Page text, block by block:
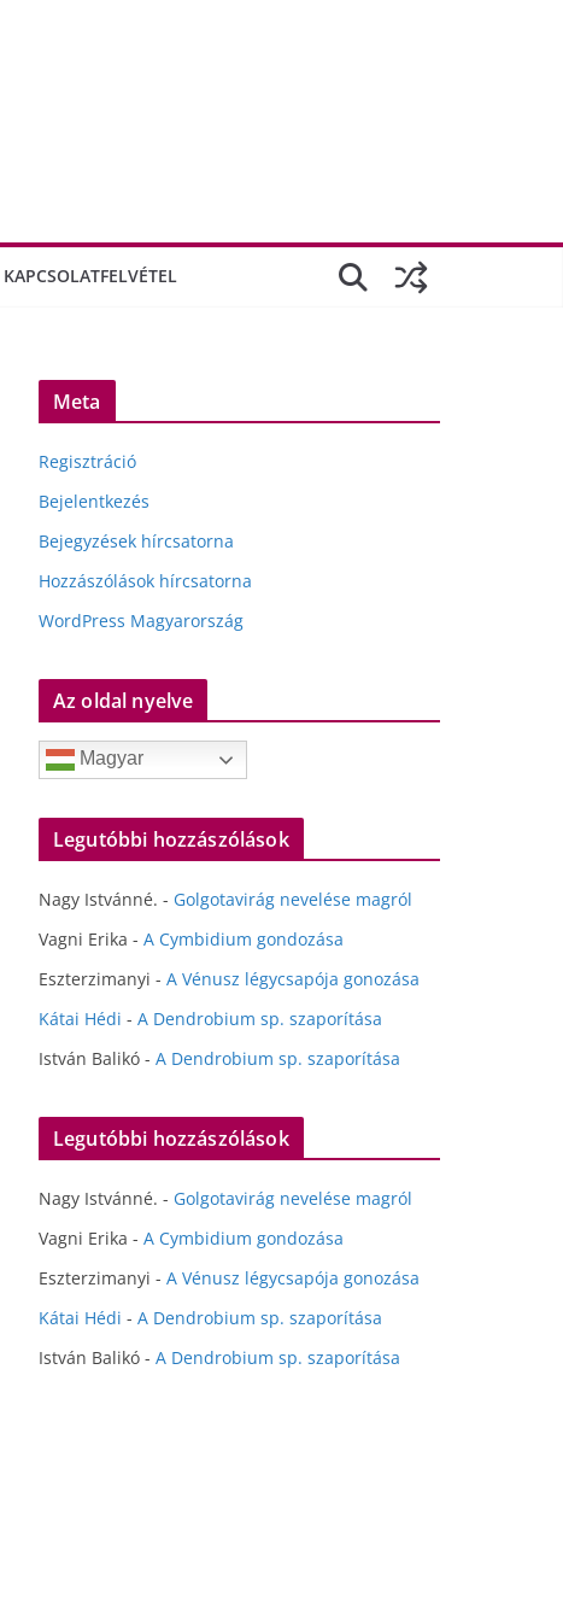
KAPCSOLATFELVÉTEL
Meta
Regisztráció
Bejelentkezés
Bejegyzések hírcsatorna
Hozzászólások hírcsatorna
WordPress Magyarország
Az oldal nyelve
Magyar
Legutóbbi hozzászólások
Nagy Istvánné. - Golgotavirág nevelése magról
Vagni Erika - A Cymbidium gondozása
Eszterzimanyi - A Vénusz légycsapója gonozása
Kátai Hédi - A Dendrobium sp. szaporítása
István Balikó - A Dendrobium sp. szaporítása
Legutóbbi hozzászólások
Nagy Istvánné. - Golgotavirág nevelése magról
Vagni Erika - A Cymbidium gondozása
Eszterzimanyi - A Vénusz légycsapója gonozása
Kátai Hédi - A Dendrobium sp. szaporítása
István Balikó - A Dendrobium sp. szaporítása